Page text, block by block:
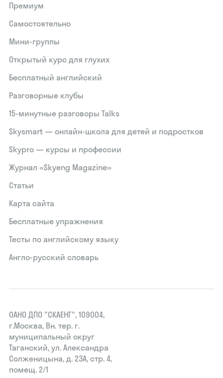
Премиум
Самостоятельно
Мини-группы
Открытый курс для глухих
Бесплатный английский
Разговорные клубы
15‑минутные разговоры Talks
Skysmart — онлайн-школа для детей и подростков
Skypro — курсы и профессии
Журнал «Skyeng Magazine»
Статьи
Карта сайта
Бесплатные упражнения
Тесты по английскому языку
Англо-русский словарь
ОАНО ДПО "СКАЕНГ", 109004,
г.Москва, Вн. тер. г.
муниципальный округ
Таганский, ул. Александра
Солженицына, д. 23А, стр. 4,
помещ. 2/1